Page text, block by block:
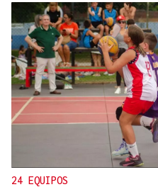
CANEDO
Un herido en la colisión
entrada a las termas de
24 EQUIPOS